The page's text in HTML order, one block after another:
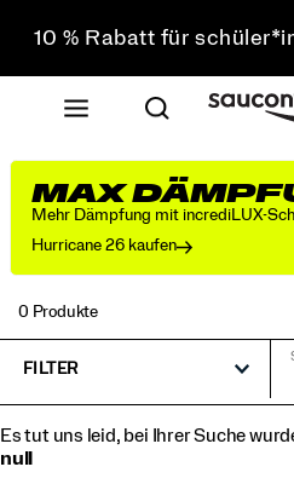
10 % Rabatt für
Sichere dir 10 % Rabatt
Kostenloser Versand bei
Kostenfreie Retouren
10 % Rabatt für
MAX
Mehr Dämpfung mit incrediLUX-
Hurricane 26 kaufen
0 Produkte
FILTER
Es tut uns leid, bei Ihrer Suche
null